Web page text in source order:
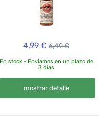
4,99 € 6,49 €
En stock - Enviamos en un plazo de
3 días
mostrar detalle